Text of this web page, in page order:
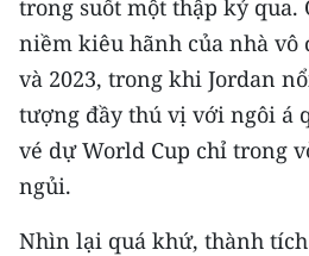
Media Xã hội
Media Pháp luật
Media Du lịch
Media Thế giới
Media Thể thao
trong suốt một thập kỷ qua.
niềm kiêu hãnh của nhà vô
và 2023, trong khi Jordan
tượng đầy thú vị với ngôi á
vé dự World Cup chỉ trong
ngủi.
Nhìn lại quá khứ, thành